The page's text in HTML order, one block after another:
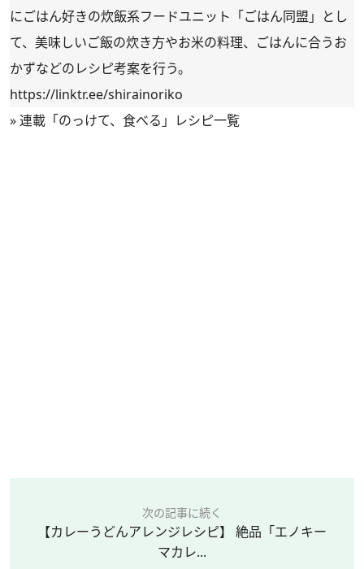
にごはん好きの炊飯系フードユニット「ごはん同盟」とし
て、美味しいご飯の炊き方やお米の料理、ごはんに合うお
かずなどのレシピ考案を行う。
https://linktr.ee/shirainoriko
»連載「のっけて、食べる」レシピ一覧
次の記事に続く
【カレーうどんアレンジレシピ】 絶品「エノキー
マカレ...